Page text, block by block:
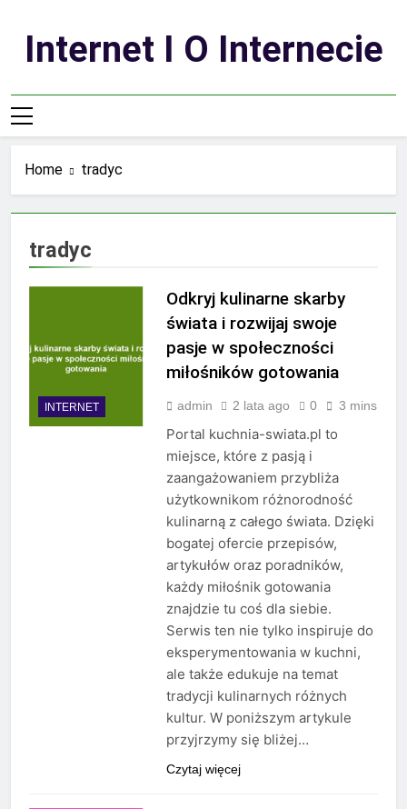
contentInternet I O Internecie
Home tradyc
tradyc
INTERNET
Odkryj kulinarne skarby
świata i rozwijaj swoje
pasje w społeczności
miłośników gotowania
admin 2 lata ago 0 3 mins
Portal kuchnia-swiata.pl to
miejsce, które z pasją i
zaangażowaniem przybliża
użytkownikom różnorodność
kulinarną z całego świata. Dzięki
bogatej ofercie przepisów,
artykułów oraz poradników,
każdy miłośnik gotowania
znajdzie tu coś dla siebie.
Serwis ten nie tylko inspiruje do
eksperymentowania w kuchni,
ale także edukuje na temat
tradycji kulinarnych różnych
kultur. W poniższym artykule
przyjrzymy się bliżej…
Czytaj więcej